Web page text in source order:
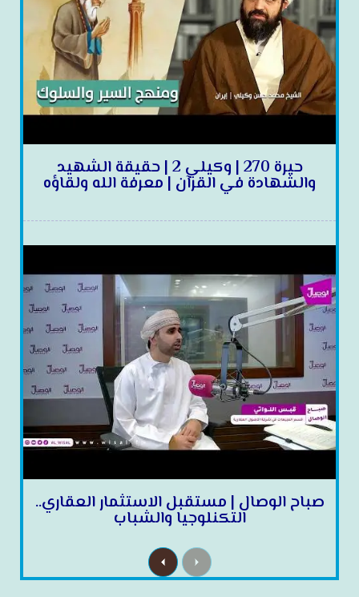
حيرة 270 | وكيلي 2 | حقيقة الشهيد
والشهادة في القرآن | معرفة الله ولقاؤه
صباح الوصال | مستقبل الاستثمار العقاري..
التكنلوجيا والشباب
P
r
e
N
e
x